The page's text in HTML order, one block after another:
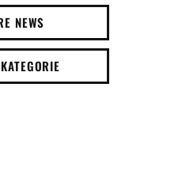
NEWS